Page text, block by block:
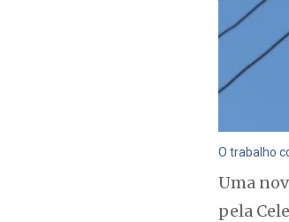
O trabalho
Uma
pela